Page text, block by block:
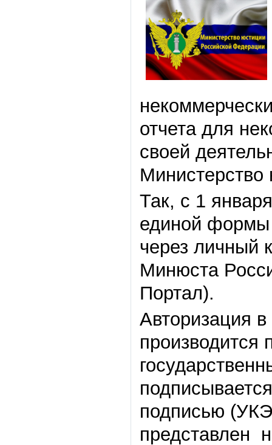
отчета для
своей
Так, с 1
единой формы
через личный
Минюста
Портал).
Авторизация
производится
подписью
представлен